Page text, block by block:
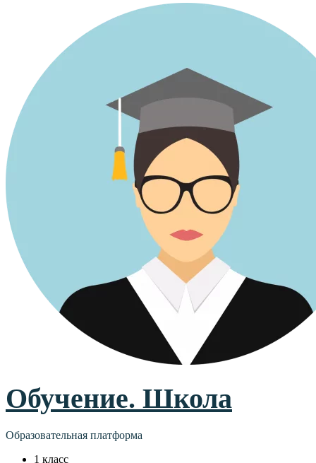
Обучение. Школа
Образовательная платформа
1 класс